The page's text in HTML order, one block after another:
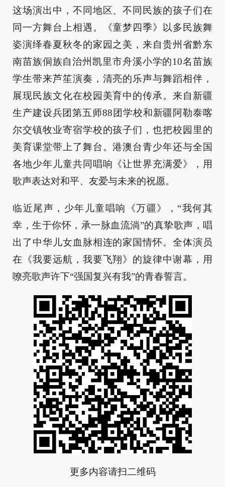
这场演出中，不同地区、不同民族的孩子们在
同一方舞台上相遇。《童梦四季》以多民族舞
姿演绎春夏秋冬的家园之美，来自贵州省黔东
南苗族侗族自治州凯里市舟溪小学的10名苗族
学生带来芦笙演奏，清亮的乐声与舞蹈相伴，
展现民族文化在校园美育中的传承。来自新疆
生产建设兵团第五师88团学校和新疆阿勒泰喀
尔交镇牧业寄宿学校的孩子们，也把校园里的
美育课堂带上了舞台。港澳台青少年还与全国
各地少年儿童共同唱响《让世界充满爱》，用
歌声表达对和平、友爱与未来的祝愿。
临近尾声，少年儿童唱响《万疆》，“我何其
幸，生于你怀，承一脉血流淌”的真挚歌声，唱
出了中华儿女血脉相连的家国情怀。全体演员
在《我要远航，我要飞翔》的旋律中谢幕，用
嘹亮歌声许下“强国复兴有我”的青春誓言。
更多内容请扫二维码